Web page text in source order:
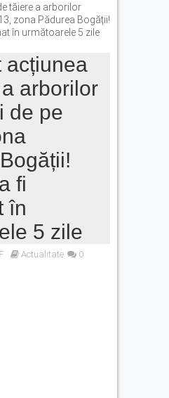
tăiere a arborilor
zona Pădurea Bogății!
în următoarele 5 zile
acțiunea
arborilor
de pe
fi
în
5 zile
Actualitate 0